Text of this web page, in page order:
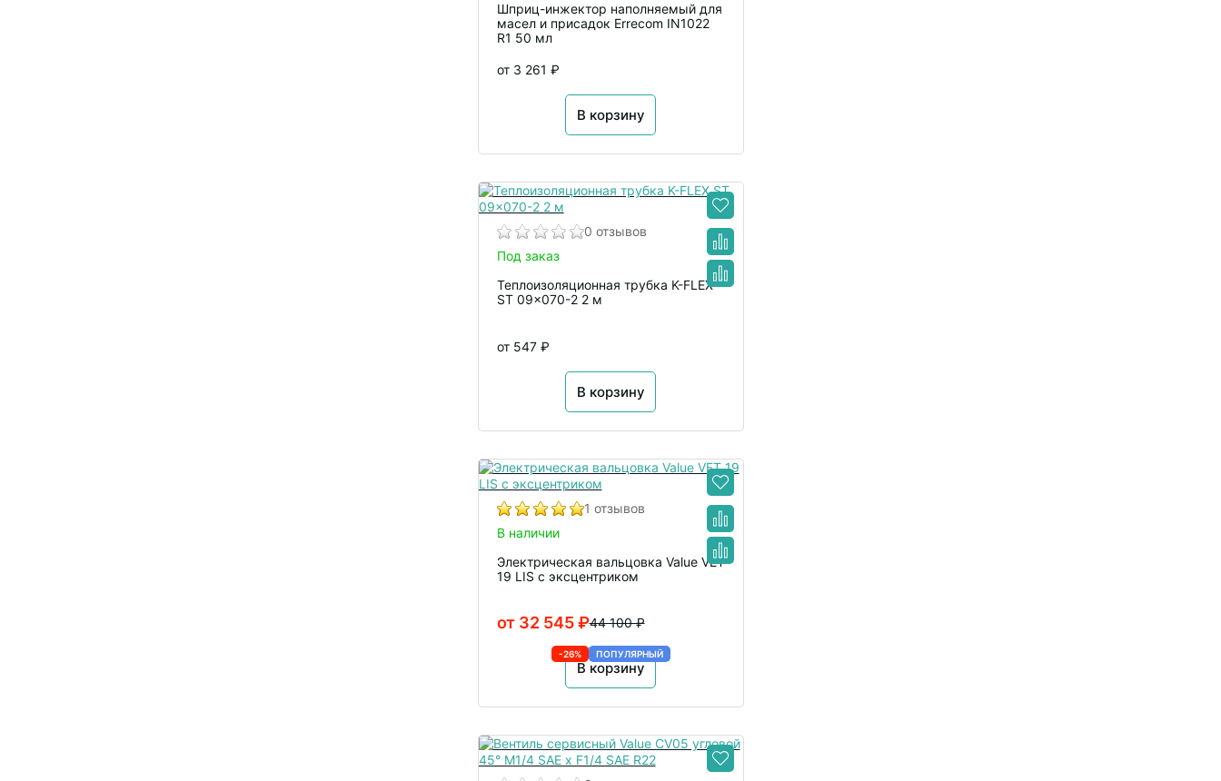
Шприц-инжектор наполняемый для
масел и присадок Errecom IN1022
R1 50 мл
от 3 261 ₽
В корзину
0 отзывов
Под заказ
Теплоизоляционная трубка K-FLEX
ST 09x070-2 2 м
от 547 ₽
В корзину
1 отзывов
В наличии
Электрическая вальцовка Value VET
19 LIS с эксцентриком
44 100 ₽
от 32 545 ₽
В корзину
-26% ПОПУЛЯРНЫЙ